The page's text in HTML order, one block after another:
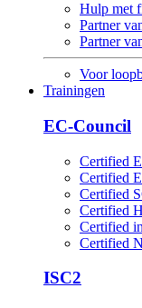
Hulp met
Partner
Partner
Voor
Trainingen
EC-Council
Certified
Certified
Certified
Certified
Certified
Certified
ISC2